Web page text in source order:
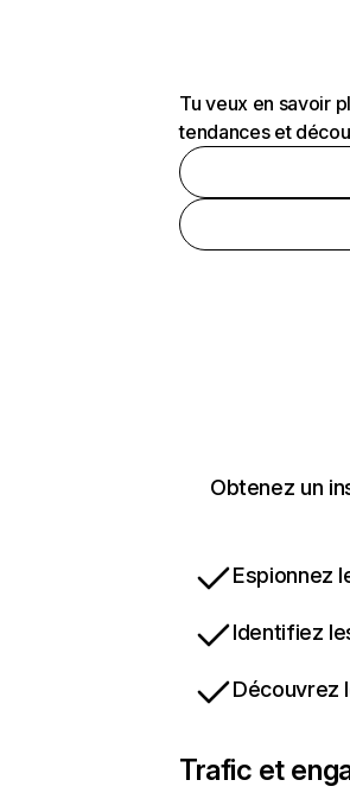
Tu veux en savoir
tendances et
Obtenez un
Espionnez
Identifiez
Découvrez
Trafic et